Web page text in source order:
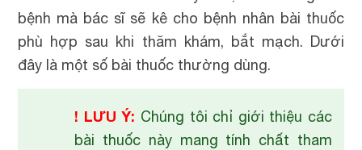
bệnh mà bác sĩ sẽ kê cho bệnh nhân bài thuốc
phù hợp sau khi thăm khám, bắt mạch. Dưới
đây là một số bài thuốc thường dùng.
! LƯU Ý: Chúng tôi chỉ giới thiệu các
bài thuốc này mang tính chất tham